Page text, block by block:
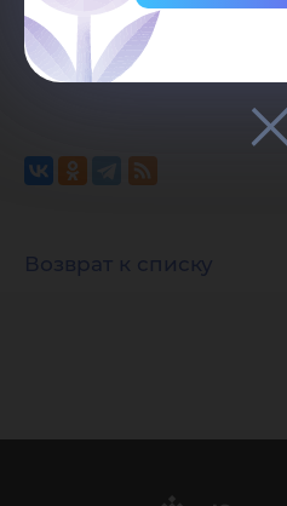
должна быть видимой
Возврат к списку